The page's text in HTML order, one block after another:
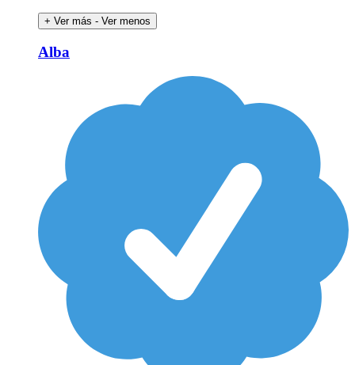
+ Ver más - Ver menos
Alba